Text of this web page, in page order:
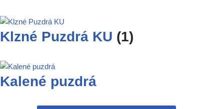
Klzné Puzdrá KU (1)
Kalené puzdrá